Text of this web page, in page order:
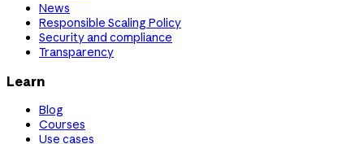
News
Responsible Scaling Policy
Security and compliance
Transparency
Learn
Blog
Courses
Use cases